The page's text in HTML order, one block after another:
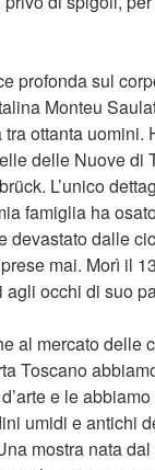
profonda sul
Monteu
ottanta uomini.
delle Nuove di
L’unico
famiglia ha
devastato dalle
mai. Morì il
occhi di suo
al mercato delle
Toscano
e le
umidi e antichi
mostra nata